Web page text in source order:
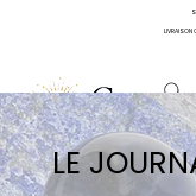
LIVRAISON
LE